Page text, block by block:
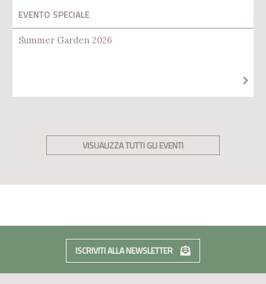
EVENTO SPECIALE
Summer Garden 2026
VISUALIZZA TUTTI GLI EVENTI
ISCRIVITI ALLA NEWSLETTER